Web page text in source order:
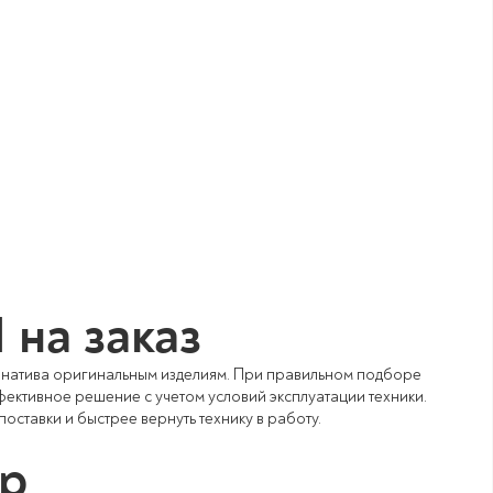
заказ
оригинальным изделиям. При правильном подборе
решение с учетом условий эксплуатации техники.
и быстрее вернуть технику в работу.